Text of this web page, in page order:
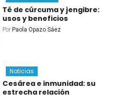
Té de cúrcuma y jengibre:
usos y beneficios
Por Paola Opazo Sáez
Noticias
Cesárea e inmunidad: su
estrecha relación